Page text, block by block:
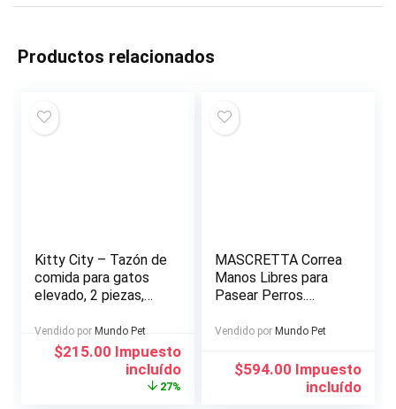
Productos relacionados
Kitty City – Tazón de
comida para gatos
elevado, 2 piezas,
capacidad para 6.5
onzas
Vendido por Mundo Pet
El
$215.00El
precio
actual
Impuesto
incluído
27%
MASCRETTA Correa
Manos Libres para
Pasear Perros.
Cangurera/Estuche y
Excelente para
Entrenamiento,
Vendido por Mundo Pet
$594.00 Impuesto
incluído